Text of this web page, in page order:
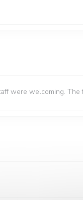
were welcoming.